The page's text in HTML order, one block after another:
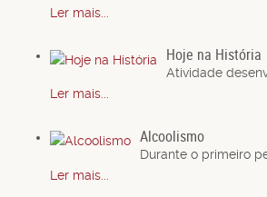
Ler mais...
Hoje na História
Atividade
Ler mais...
Alcoolismo
Durante o primeiro
Ler mais...